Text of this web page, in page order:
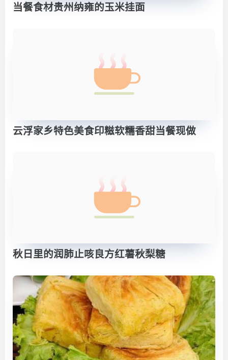
当餐食材贵州纳雍的玉米挂面
云浮家乡特色美食印糍软糯香甜当餐现做
秋日里的润肺止咳良方红薯秋梨糖